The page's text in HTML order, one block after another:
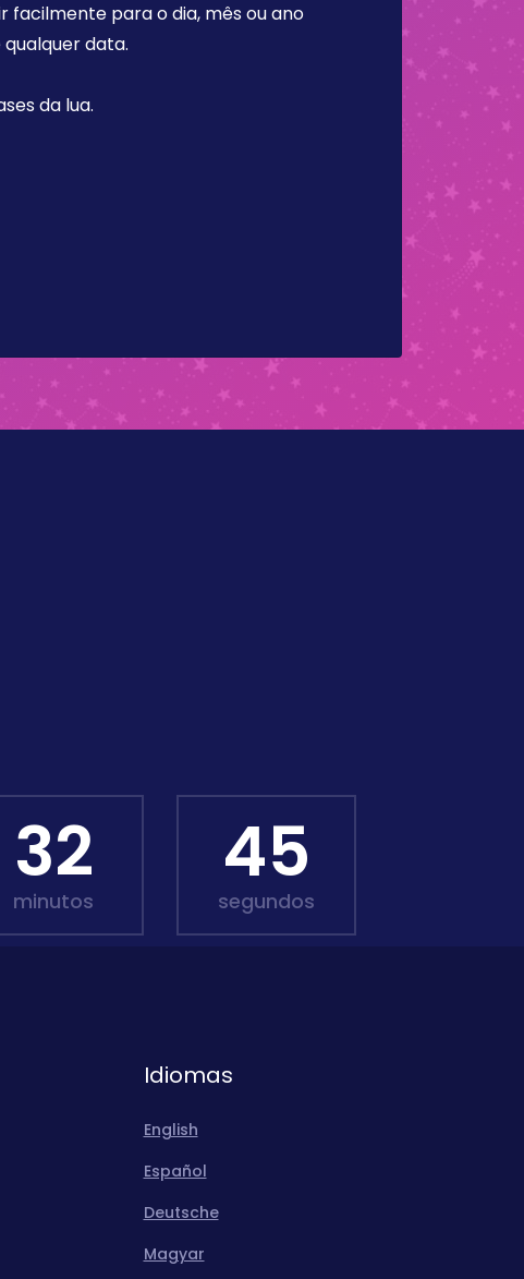
facilmente para o dia, mês ou ano
data.
da lua.
32
minutos
43
segundos
Idiomas
English
Español
Deutsche
Magyar